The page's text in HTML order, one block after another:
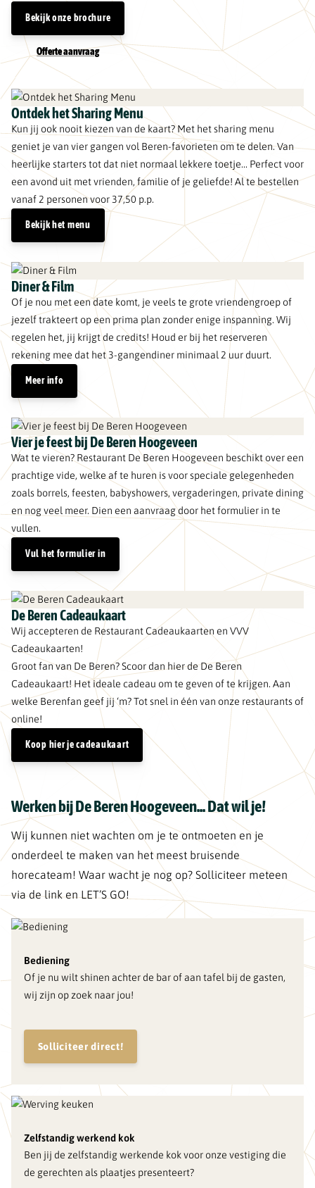
Bekijk onze brochure
Offerte aanvraag
Ontdek het Sharing Menu
Kun jij ook nooit kiezen van de kaart? Met het sharing menu
geniet je van vier gangen vol Beren-favorieten om te delen. Van
heerlijke starters tot dat niet normaal lekkere toetje… Perfect voor
een avond uit met vrienden, familie of je geliefde! Al te bestellen
vanaf 2 personen voor 37,50 p.p.
Bekijk het menu
Diner & Film
Of je nou met een date komt, je veels te grote vriendengroep of
jezelf trakteert op een prima plan zonder enige inspanning. Wij
regelen het, jij krijgt de credits! Houd er bij het reserveren
rekening mee dat het 3-gangendiner minimaal 2 uur duurt.
Meer info
Vier je feest bij De Beren Hoogeveen
Wat te vieren? Restaurant De Beren Hoogeveen beschikt over een
prachtige vide, welke af te huren is voor speciale gelegenheden
zoals borrels, feesten, babyshowers, vergaderingen, private dining
en nog veel meer. Dien een aanvraag door het formulier in te
vullen.
Vul het formulier in
De Beren Cadeaukaart
Wij accepteren de Restaurant Cadeaukaarten en VVV
Cadeaukaarten!
Groot fan van De Beren? Scoor dan hier de De Beren
Cadeaukaart! Het ideale cadeau om te geven of te krijgen. Aan
welke Berenfan geef jij ‘m? Tot snel in één van onze restaurants of
online!
Koop hier je cadeaukaart
Werken bij De Beren Hoogeveen... Dat wil je!
Wij kunnen niet wachten om je te ontmoeten en je
onderdeel te maken van het meest bruisende
horecateam! Waar wacht je nog op? Solliciteer meteen
via de link en LET’S GO!
Bediening
Of je nu wilt shinen achter de bar of aan tafel bij de gasten,
wij zijn op zoek naar jou!
Solliciteer direct!
Zelfstandig werkend kok
Ben jij de zelfstandig werkende kok voor onze vestiging die
de gerechten als plaatjes presenteert?